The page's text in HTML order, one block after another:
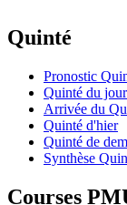
Quinté
Pronostic
Quinté du jour
Arrivée du
Quinté d'hier
Quinté de
Synthèse
Courses